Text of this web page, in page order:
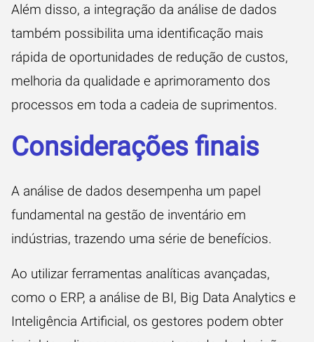
Além disso, a integração da análise de dados
também possibilita uma identificação mais
rápida de oportunidades de redução de custos,
melhoria da qualidade e aprimoramento dos
processos em toda a cadeia de suprimentos.
Considerações finais
A análise de dados desempenha um papel
fundamental na gestão de inventário em
indústrias, trazendo uma série de benefícios.
Ao utilizar ferramentas analíticas avançadas,
como o ERP, a análise de BI, Big Data Analytics e
Inteligência Artificial, os gestores podem obter